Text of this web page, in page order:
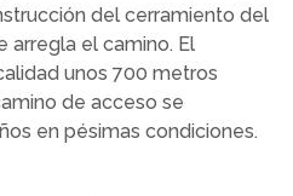
del cerramiento del
arregla el camino. El
unos 700 metros
de acceso se
en pésimas condiciones.